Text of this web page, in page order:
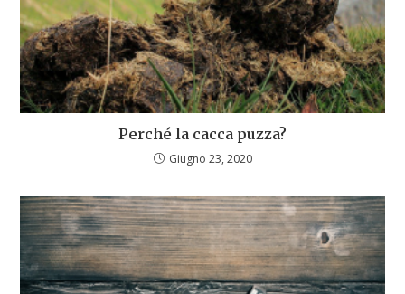
Perché la cacca puzza?
Giugno 23, 2020